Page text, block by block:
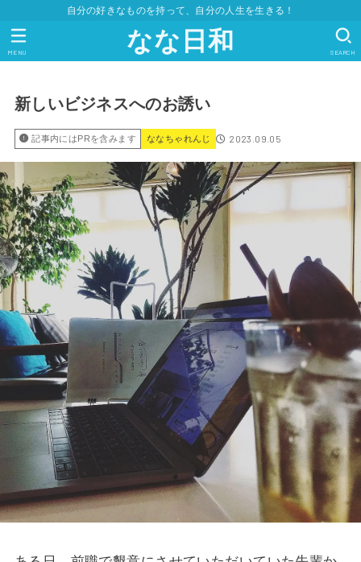
自分の好きなものを持って、自分の人生を生きる！
なな日和 SEARCH
MENU
新しいビジネスへのお誘い
記事内にはPRを含みます ななちゃれんじ 2023.09.05